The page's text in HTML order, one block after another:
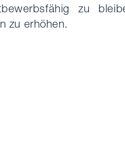
zu
zu erhöhen.